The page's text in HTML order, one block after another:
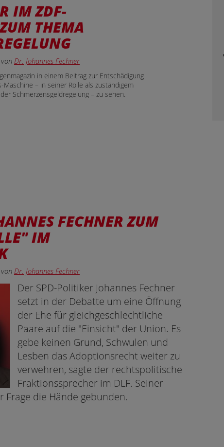
IM ZDF-
THEMA
von Dr. Johannes Fechner
in einem Beitrag zur Entschädigung
– in seiner Rolle als zuständigem
Schmerzensgeldregelung – zu sehen.
FECHNER ZUM
IM
von Dr. Johannes Fechner
Der SPD-Politiker Johannes Fechner
setzt in der Debatte um eine Öffnung
der Ehe für gleichgeschlechtliche
Paare auf die "Einsicht" der Union. Es
gebe keinen Grund, Schwulen und
Lesben das Adoptionsrecht weiter zu
verwehren, sagte der rechtspolitische
Fraktionssprecher im DLF. Seiner
die Hände gebunden.